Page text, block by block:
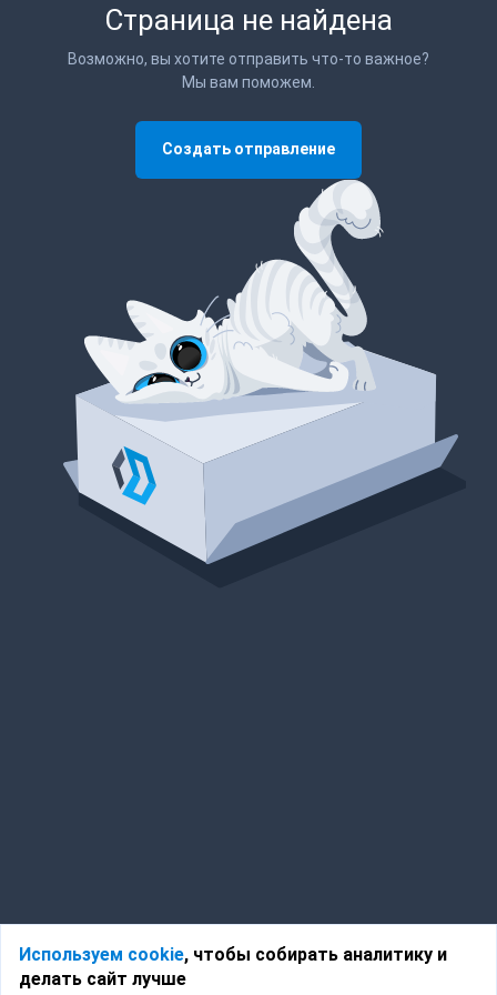
Страница не найдена
Возможно, вы хотите отправить что-то важное?
Мы вам поможем.
Создать отправление
Используем cookie, чтобы собирать аналитику и
делать сайт лучше